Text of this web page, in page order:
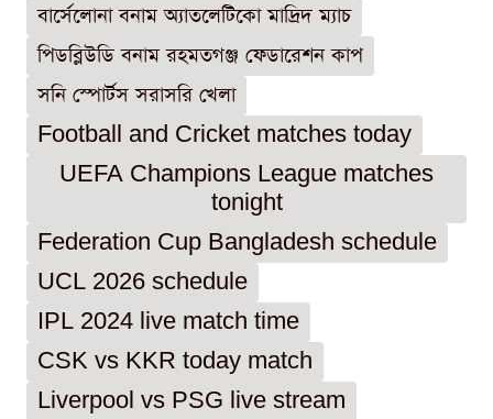
বার্সেলোনা বনাম অ্যাতলেটিকো মাদ্রিদ ম্যাচ
পিডব্লিউডি বনাম রহমতগঞ্জ ফেডারেশন কাপ
সনি স্পোর্টস সরাসরি খেলা
Football and Cricket matches today
UEFA Champions League matches
tonight
Federation Cup Bangladesh schedule
UCL 2026 schedule
IPL 2024 live match time
CSK vs KKR today match
Liverpool vs PSG live stream